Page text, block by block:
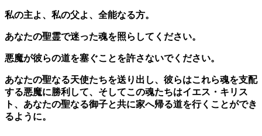
私の主よ、私の父よ、全能なる方。
あなたの聖霊で迷った魂を照らしてください。
悪魔が彼らの道を塞ぐことを許さないでください。
あなたの聖なる天使たちを送り出し、彼らはこれら魂を支配
する悪魔に勝利して、そしてこの魂たちはイエス・キリス
ト、あなたの聖なる御子と共に家へ帰る道を行くことができ
るように。